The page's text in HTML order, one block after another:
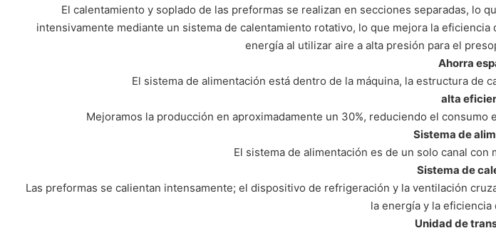
El calentamiento y soplado de las preformas se realizan en secciones separadas, lo
intensivamente mediante un sistema de calentamiento rotativo, lo que mejora la
energía al utilizar aire a alta presión para el
Ahorra
El sistema de alimentación está dentro de la máquina, la estructura de
alta
Mejoramos la producción en aproximadamente un 30%, reduciendo el
Sistema de
El sistema de alimentación es de un solo canal
Sistema de
Las preformas se calientan intensamente; el dispositivo de refrigeración y la ventilación
la energía y la
Unidad de